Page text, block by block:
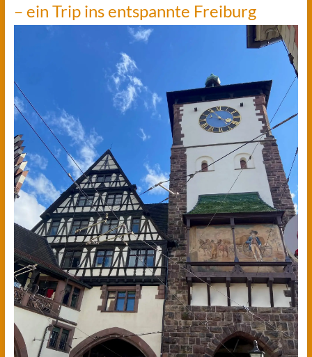
– ein Trip ins entspannte Freiburg